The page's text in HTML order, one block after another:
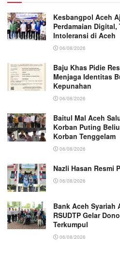
Kesbangpol Aceh
Perdamaian
Intoleransi di Aceh
06/08/2026
Baju Khas Pidie
Menjaga Identitas
Kepunahan
06/08/2026
Baitul Mal Aceh
Korban Puting
Korban Tenggelam
06/08/2026
Nazli Hasan Resmi
06/08/2026
Bank Aceh Syariah
RSUDTP Gelar
Terkumpul
06/08/2026